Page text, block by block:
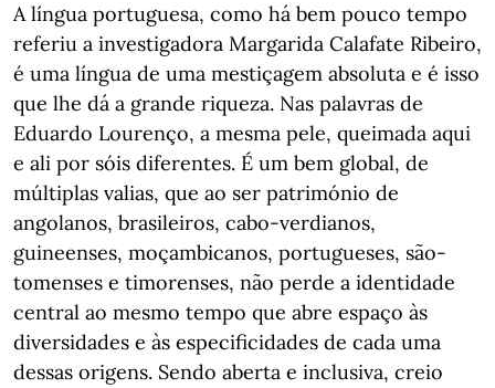
A língua portuguesa, como há bem pouco tempo
referiu a investigadora Margarida Calafate Ribeiro,
é uma língua de uma mestiçagem absoluta e é isso
que lhe dá a grande riqueza. Nas palavras de
Eduardo Lourenço, a mesma pele, queimada aqui
e ali por sóis diferentes. É um bem global, de
múltiplas valias, que ao ser património de
angolanos, brasileiros, cabo-verdianos,
guineenses, moçambicanos, portugueses, são-
tomenses e timorenses, não perde a identidade
central ao mesmo tempo que abre espaço às
diversidades e às especificidades de cada uma
dessas origens. Sendo aberta e inclusiva, creio